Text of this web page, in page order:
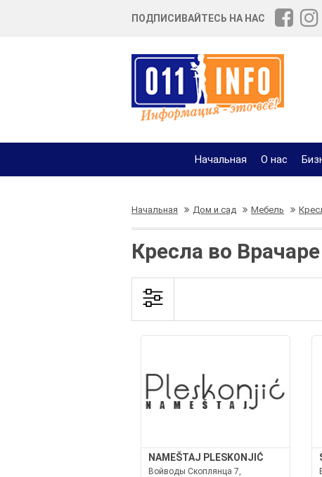
ПОДПИСИВАЙТЕСЬ НА НАС
Начальная О нас
Начальная Дом и сад Мебель
Кресла во
NAMEŠTAJ PLESKONJIĆ
Войводы Скоплянца 7,